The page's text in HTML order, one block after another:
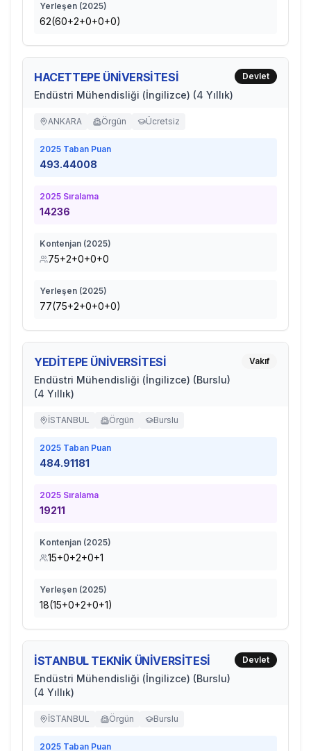
Yerleşen (2025)
62(60+2+0+0+0)
HACETTEPE ÜNİVERSİTESİ
Endüstri Mühendisliği (İngilizce) (4 Yıllık)
Devlet
ANKARA Örgün Ücretsiz
2025 Taban Puan
493.44008
2025 Sıralama
14236
Kontenjan (2025)
75+2+0+0+0
Yerleşen (2025)
77(75+2+0+0+0)
YEDİTEPE ÜNİVERSİTESİ
Endüstri Mühendisliği (İngilizce) (Burslu)
(4 Yıllık)
Vakıf
İSTANBUL Örgün Burslu
2025 Taban Puan
484.91181
2025 Sıralama
19211
Kontenjan (2025)
15+0+2+0+1
Yerleşen (2025)
18(15+0+2+0+1)
İSTANBUL TEKNİK ÜNİVERSİTESİ
Endüstri Mühendisliği (İngilizce) (Burslu)
(4 Yıllık)
Devlet
İSTANBUL Örgün Burslu
2025 Taban Puan